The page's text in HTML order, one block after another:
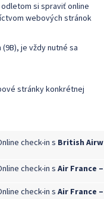
si spraviť online
webových stránok
je vždy nutné sa
stránky konkrétnej
check-in s British
check-in s Air France
check-in s Air France